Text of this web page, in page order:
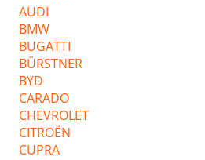
AUDI
BMW
BUGATTI
BÜRSTNER
BYD
CARADO
CHEVROLET
CITROËN
CUPRA